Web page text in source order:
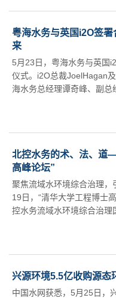
粤海水务与英国i2O签
来
5月23日，粤海水务与英国
仪式。i2O总裁JoelHagan
海水务总经理谭奇峰、副总
北控水务的术、法、道
高峰论坛”
聚焦流域水环境综合治理，
19日，“清华大学工程博士
控水务流域水环境综合治理
兴源环境5.5亿收购源态
中国水网获悉，5月25日，